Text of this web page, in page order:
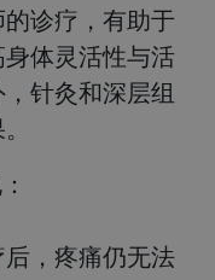
诊疗，有助于
体灵活性与活
针灸和深层组
，疼痛仍无法